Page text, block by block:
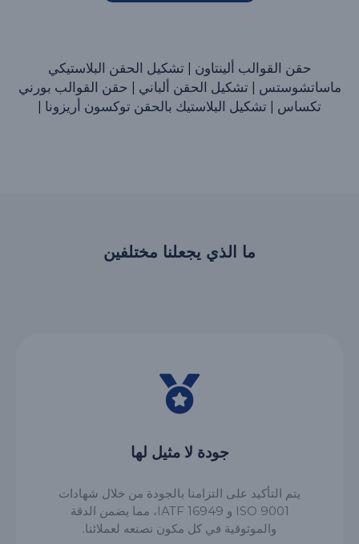
حقن القوالب ألينتاون
تشكيل الحقن البلاستيكي
ماساتشوستس
تشكيل الحقن ألباني
حقن القوالب بورني
تكساس
تشكيل البلاستيك بالحقن توكسون أريزونا
ما الذي يجعلنا مختلفين
جودة لا مثيل لها
يتم التأكيد على التزامنا بالجودة من خلال شهادات
ISO 9001 و IATF 16949، مما يضمن الدقة
والموثوقية في كل مكون نصنعه لعملائنا.